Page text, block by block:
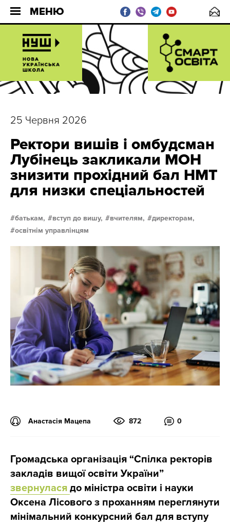
МЕНЮ
25 Червня 2026
Ректори вишів і омбудсман
Лубінець закликали МОН
знизити прохідний бал НМТ
для низки спеціальностей
батькам, вступ до вишу, вчителям,
директорам,
освітнім управлінцям
Анастасія Мацепа 872 0
Громадська організація “Спілка ректорів
закладів вищої освіти України”
звернулася до міністра освіти і науки
Оксена Лісового з проханням переглянути
мінімальний конкурсний бал для вступу